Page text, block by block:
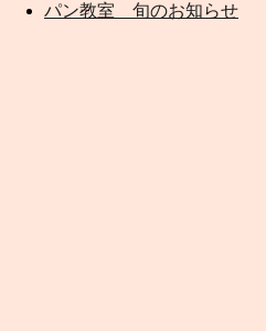
パン教室 旬のお知らせ